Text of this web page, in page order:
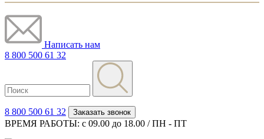
Написать нам
8 800 500 61 32
8 800 500 61 32 Заказать звонок
ВРЕМЯ РАБОТЫ: с 09.00 до 18.00 / ПН - ПТ